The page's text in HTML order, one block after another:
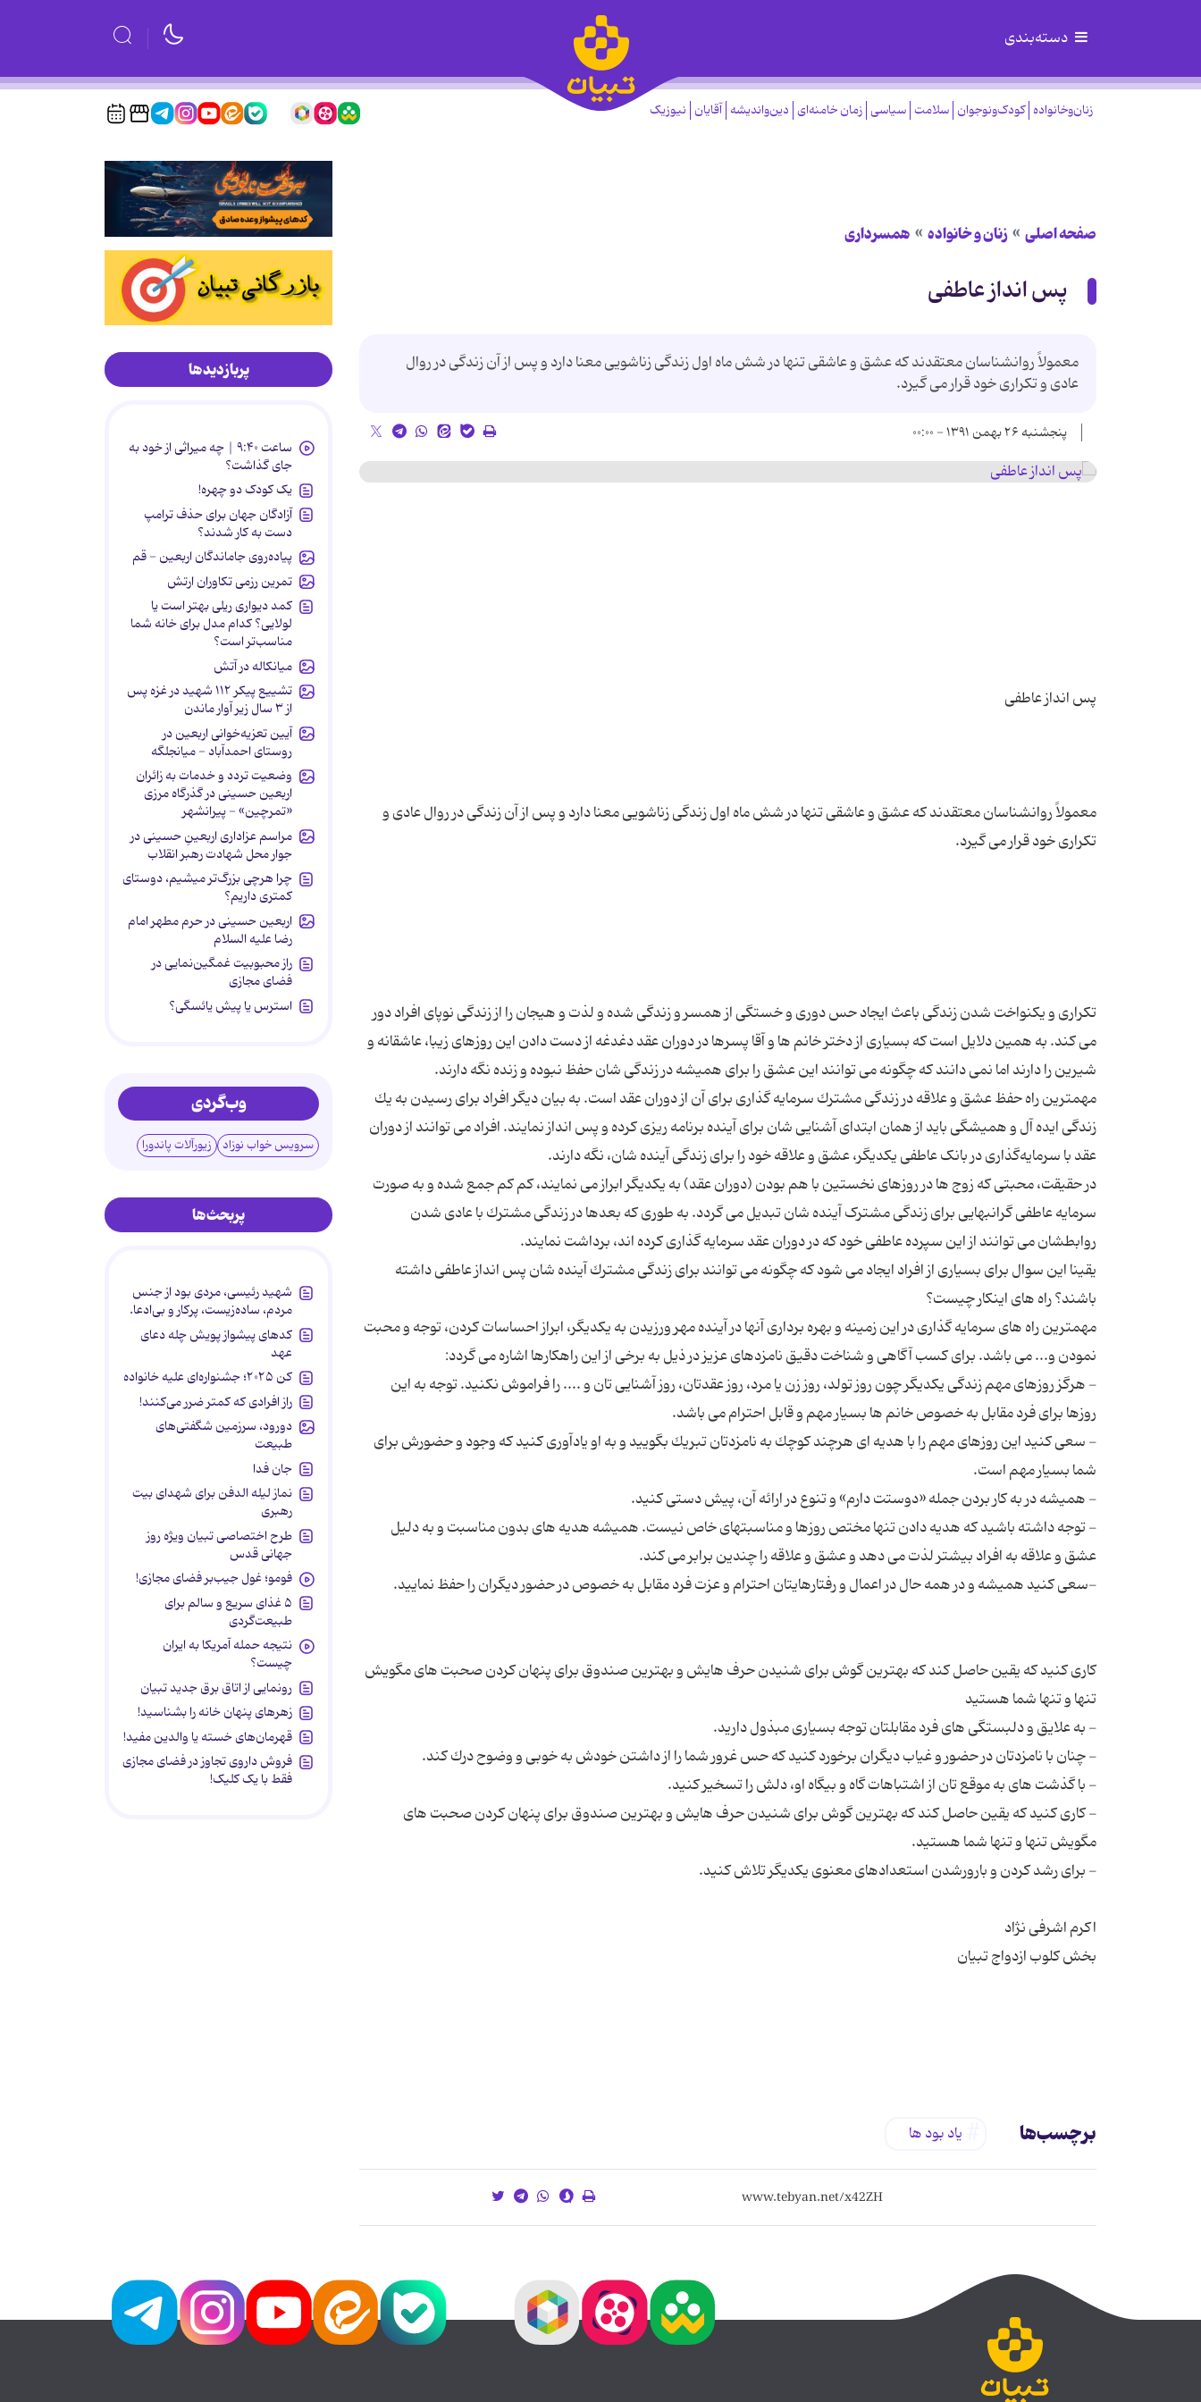
دسته‌بندی
زنان‌وخانواده کودک‌ونوجوان سلامت سیاسی زمان خامنه‌ای دین‌واندیشه آقایان نیوزیک
صفحه اصلی زنان و خانواده همسرداری
پس انداز عاطفی
معمولاً روانشناسان معتقدند كه عشق و عاشقی تنها در شش ماه اول زندگی زناشویی معنا دارد و پس از آن زندگی در روال
عادی و تكراری خود قرار می گیرد.
پنجشنبه ۲۶ بهمن ۱۳۹۱ - ۰۰:۰۰
معمولاً روانشناسان معتقدند كه عشق و عاشقی تنها در شش ماه اول زندگی زناشویی معنا دارد و پس از آن زندگی در روال عادی و
تكراری و یكنواخت شدن زندگی باعث ایجاد حس دوری و خستگی از همسر و زندگی شده و لذت و هیجان را از زندگی نوپای افراد دور
می كند. به همین دلایل است كه بسیاری از دختر خانم ها و آقا پسرها در دوران عقد دغدغه از دست دادن این روزهای زیبا، عاشقانه و
مهمترین راه حفظ عشق و علاقه در زندگی مشترك سرمایه گذاری برای آن از دوران عقد است. به بیان دیگر افراد برای رسیدن به یك
زندگی ایده آل و همیشگی باید از همان ابتدای آشنایی شان برای آینده برنامه ریزی كرده و پس انداز نمایند. افراد می توانند از دوران
در حقیقت، محبتی که زوج ‌ها در روزهای نخستین با هم بودن (دوران عقد) به یكدیگر ابراز می نمایند، كم كم جمع شده و به ‌صورت
سرمایه عاطفی گرانبهایی برای زندگی مشترک آینده‌ شان تبدیل می گردد. به ‌طوری ‌که بعدها در زندگی مشترك با عادی شدن
یقینا این سوال برای بسیاری از افراد ایجاد می شود كه چگونه می توانند برای زندگی مشترك آینده شان پس انداز عاطفی داشته
مهمترین راه های سرمایه گذاری در این زمینه و بهره برداری آنها در آینده مهر ورزیدن به یكدیگر، ابراز احساسات كردن، توجه و محبت
- هرگز روزهای مهم زندگی یكدیگر چون روز تولد،‌ روز زن یا مرد،‌ روز عقدتان، روز آشنایی تان و .... را فراموش نكنید. توجه به این
- سعی كنید این روزهای مهم را با هدیه ای هرچند كوچك به نامزدتان تبریك بگویید و به او یادآوری كنید كه وجود و حضورش برای
- توجه داشته باشید كه هدیه دادن تنها مختص روزها و مناسبتهای خاص نیست. همیشه هدیه های بدون مناسبت و به دلیل
كاری كنید كه یقین حاصل كند كه بهترین گوش برای شنیدن حرف هایش و بهترین صندوق برای پنهان كردن صحبت های مگویش
- كاری كنید كه یقین حاصل كند كه بهترین گوش برای شنیدن حرف هایش و بهترین صندوق برای پنهان كردن صحبت های
برچسب‌ها یاد بود ها
پربازدیدها
ساعت ۹:۴۰ | چه میراثی از خود به
جای گذاشت؟
یک کودک دو چهره!
آزادگان جهان برای حذف ترامپ
دست به کار شدند؟
پیاده‌روی جاماندگان اربعین - قم
تمرین رزمی تکاوران ارتش
کمد دیواری ریلی بهتر است یا
لولایی؟ کدام مدل برای خانه شما
مناسب‌تر است؟
میانکاله در آتش
تشییع پیکر ۱۱۲ شهید در غزه پس
از ۳ سال زیر آوار ماندن
آیین تعزیه‌خوانی اربعین در
روستای احمدآباد - میانجلگه
وضعیت تردد و خدمات به زائران
اربعین حسینی در گذرگاه مرزی
«تمرچین» - پیرانشهر
مراسم عزاداری اربعینِ حسینی در
جوار محل شهادت رهبر انقلاب
چرا هرچی بزرگ‌تر میشیم، دوستای
کمتری داریم؟
اربعین حسینی در حرم مطهر امام
رضا علیه السلام
راز محبوبیت غمگین‌نمایی در
فضای مجازی
استرس یا پیش یائسگی؟
وب‌گردی
سرویس خواب نوزاد زیورآلات پاندورا
پربحث‌ها
شهید رئیسی، مردی بود از جنس
مردم، ساده‌زیست، پرکار و بی‌ادعا.
کدهای پیشواز پویش چله دعای
عهد
کن ۲۰۲۵؛ جشنواره‌ای علیه خانواده
راز افرادی که کمتر ضرر می‌کنند!
دورود، سرزمین شگفتی‌های
طبیعت
جان فدا
نماز لیله الدفن برای شهدای بیت
رهبری
طرح اختصاصی تبیان ویژه روز
جهانی قدس
فومو؛ غول جیب‌بر فضای مجازی!
۵ غذای سریع و سالم برای
طبیعت‌گردی
نتیجه حمله آمریکا به ایران
چیست؟
رونمایی از اتاق برق جدید تبیان
زهرهای پنهان خانه را بشناسید!
قهرمان‌های خسته یا والدین مفید!
فروش داروی تجاوز در فضای مجازی
فقط با یک کلیک!